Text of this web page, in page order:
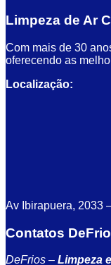
Limpeza de Ar
Com mais de 30
oferecendo as
Localização:
Av Ibirapuera, 2033
Contatos
DeFrios – Limpeza